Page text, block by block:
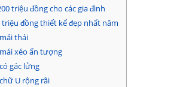
triệu đồng cho các gia đình
triệu đồng thiết kế đẹp nhất năm
thái
xéo ấn tượng
gác lửng
U rộng rãi